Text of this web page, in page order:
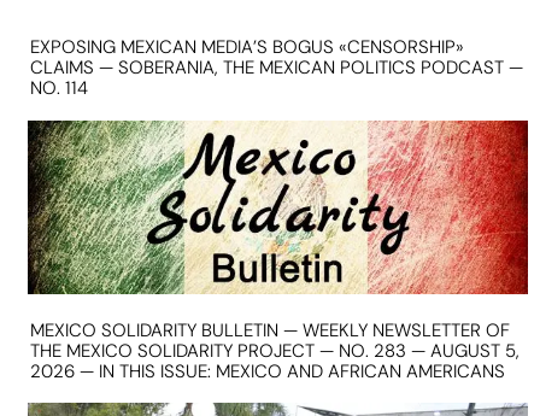
EXPOSING MEXICAN MEDIA’S BOGUS «CENSORSHIP»
CLAIMS — SOBERANIA, THE MEXICAN POLITICS PODCAST —
NO. 114
MEXICO SOLIDARITY BULLETIN — WEEKLY NEWSLETTER OF
THE MEXICO SOLIDARITY PROJECT — NO. 283 — AUGUST 5,
2026 — IN THIS ISSUE: MEXICO AND AFRICAN AMERICANS